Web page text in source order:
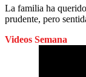
La familia ha
prudente, pero
Videos Semana